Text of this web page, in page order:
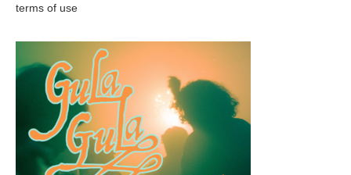
terms of use